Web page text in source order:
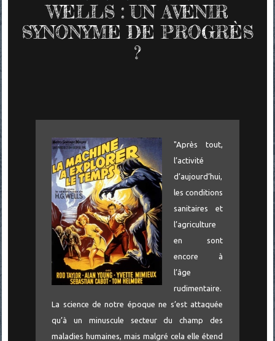
WELLS : UN AVENIR
SYNONYME DE PROGRÈS
?
"Après tout,
l’activité
d’aujourd’hui,
les conditions
sanitaires et
l’agriculture
en sont
encore à
l’âge
rudimentaire.
La science de notre époque ne s’est attaquée
qu’à un minuscule secteur du champ des
maladies humaines, mais malgré cela elle étend